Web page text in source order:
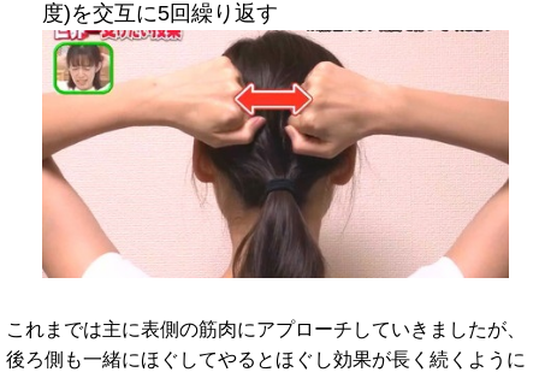
度)を交互に5回繰り返す
これまでは主に表側の筋肉にアプローチしていきましたが、
後ろ側も一緒にほぐしてやるとほぐし効果が長く続くように